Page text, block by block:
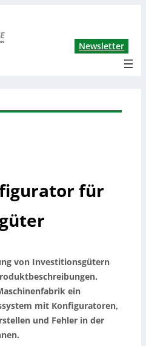
Newsletter
für
von Investitionsgütern
ein
mit Konfiguratoren,
und Fehler in der